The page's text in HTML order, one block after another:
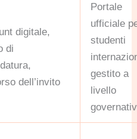
digitale,
di
dell’invito
Portale
ufficiale
studenti
gestito a
livello